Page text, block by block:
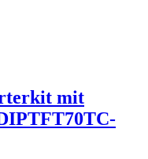
mit